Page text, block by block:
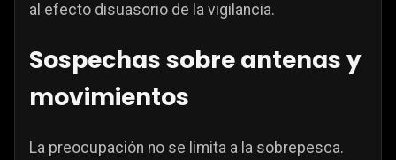
al efecto disuasorio de la vigilancia.
Sospechas sobre antenas y
movimientos
La preocupación no se limita a la sobrepesca.